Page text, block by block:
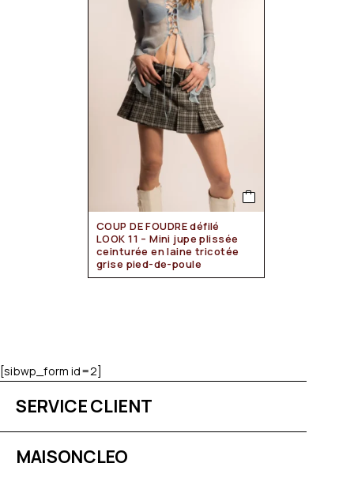
COUP DE FOUDRE défilé
LOOK 11 – Mini jupe plissée
ceinturée en laine tricotée
grise pied-de-poule
[sibwp_form id=2]
SERVICE CLIENT
MAISONCLEO